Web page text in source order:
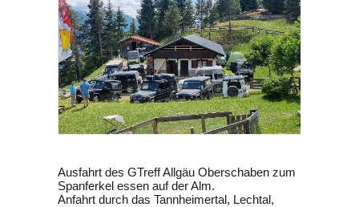
Ausfahrt des GTreff Allgäu Oberschaben zum
Spanferkel essen auf der Alm.
Anfahrt durch das Tannheimertal, Lechtal,